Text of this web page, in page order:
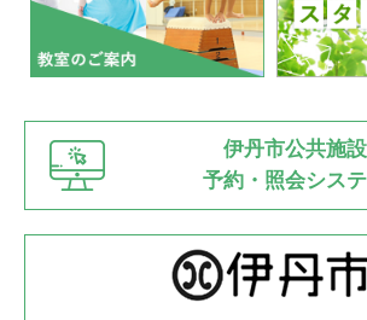
2022.07.03
市内総合体育大会が開始
緑ケ丘体育館 猪名川運動広場
2022.06.12
県知事杯争奪バレーボール大会が開催
緑ケ丘体育館
2022.05.05
体育協会長杯 バドミントン競技の部
伊丹市公共施設
予約・照会シス